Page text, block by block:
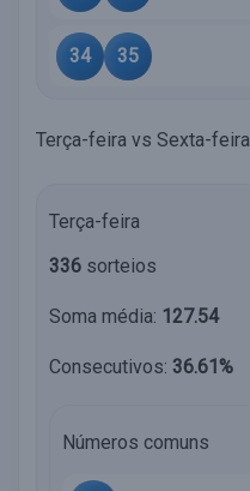
34 35
Terça-feira vs Sexta-feira
Terça-feira
336 sorteios
Soma média: 127.54
Consecutivos: 36.61%
Números comuns